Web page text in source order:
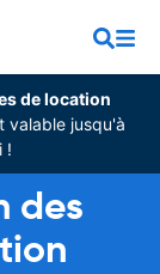
de location
valable jusqu'à
!
des